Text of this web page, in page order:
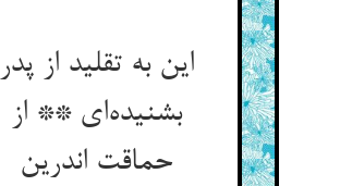
این به تقلید از پدر
بشنیده‌ای ** از
حماقت اندرین